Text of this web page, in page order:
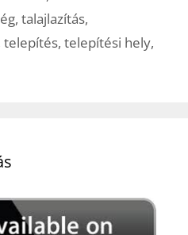
, talajlazítás,
telepítés, telepítési hely,